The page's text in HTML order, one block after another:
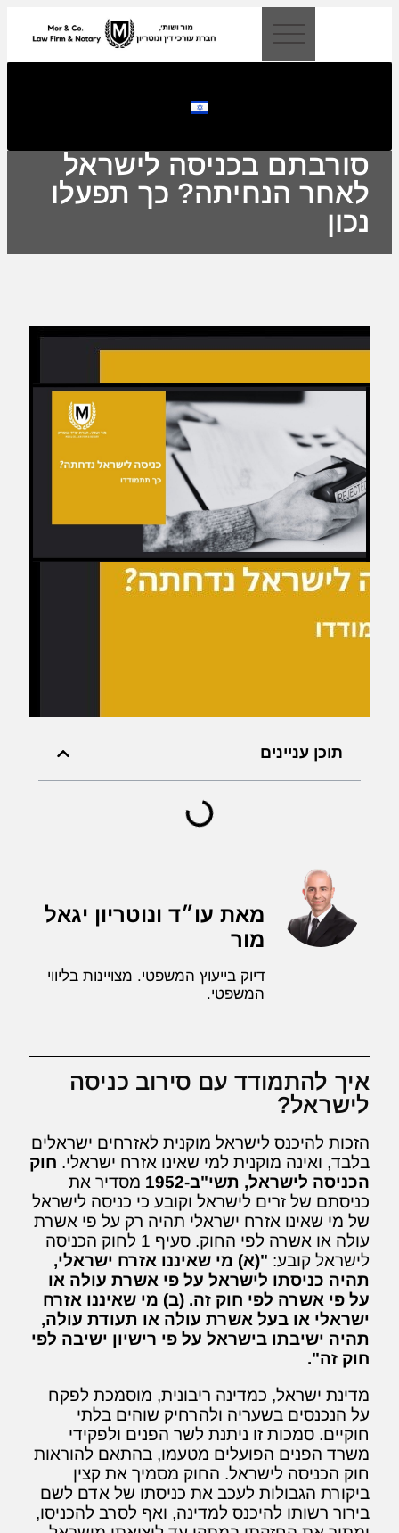
סורבתם בכניסה לישראל
לאחר הנחיתה? כך תפעלו
נכון
תוכן עניינים
מאת עו״ד ונוטריון יגאל
מור
דיוק בייעוץ המשפטי. מצויינות בליווי
המשפטי.
איך להתמודד עם סירוב כניסה
לישראל?
הזכות להיכנס לישראל מוקנית לאזרחים ישראלים
בלבד, ואינה מוקנית למי שאינו אזרח ישראלי. חוק
הכניסה לישראל, תשי"ב-1952
מסדיר את
כניסתם של זרים לישראל וקובע כי כניסה לישראל
של מי שאינו אזרח ישראלי תהיה רק על פי אשרת
עולה או אשרה לפי החוק. סעיף 1 לחוק הכניסה
לישראל קובע: "(א) מי שאיננו אזרח ישראלי,
תהיה כניסתו לישראל על פי אשרת עולה או
על פי אשרה לפי חוק זה. (ב) מי שאיננו אזרח
ישראלי או בעל אשרת עולה או תעודת עולה,
תהיה ישיבתו בישראל על פי רישיון ישיבה לפי
חוק זה".
מדינת ישראל, כמדינה ריבונית, מוסמכת לפקח
על הנכנסים בשעריה ולהרחיק שוהים בלתי
חוקיים. סמכות זו ניתנת לשר הפנים ולפקידי
משרד הפנים הפועלים מטעמו, בהתאם להוראות
חוק הכניסה לישראל. החוק מסמיך את קצין
ביקורת הגבולות לעכב את כניסתו של אדם לשם
בירור רשותו להיכנס למדינה, ואף לסרב להכניסו,